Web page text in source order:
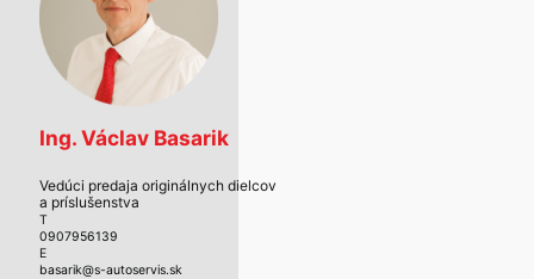
Ing. Václav Basarik
Vedúci predaja originálnych dielcov
a príslušenstva
T
0907956139
E
basarik@s-autoservis.sk